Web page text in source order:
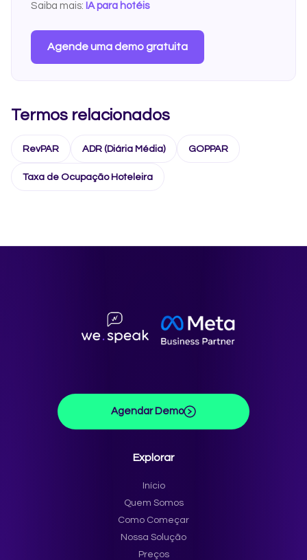
Saiba mais: IA para hotéis
Agende uma demo gratuita
Termos relacionados
RevPAR ADR (Diária Média) GOPPAR
Taxa de Ocupação Hoteleira
Agendar Demo
Explorar
Início
Quem Somos
Como Começar
Nossa Solução
Preços